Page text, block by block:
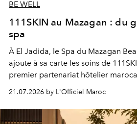
BE WELL
111SKIN au Mazagan : du
spa
À El Jadida, le Spa du Mazagan
ajoute à sa carte les soins de
premier partenariat hôtelier
britannique, née dans un cabinet
londonien et construite depuis
le complexe NAC Y2™.
21.07.2026 by L'Officiel Maroc